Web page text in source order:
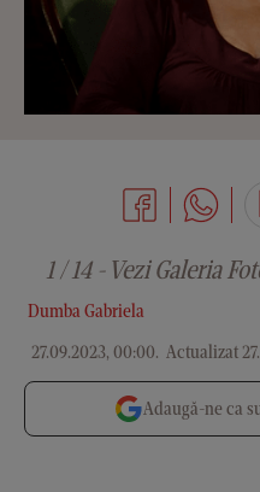
Dumba Gabriela
27.09.2023, 00:00. Actualizat
1 / 14 - Vezi Galeria
Adaugă-ne ca